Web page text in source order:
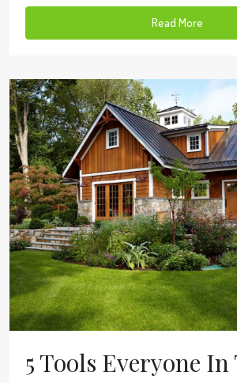
Read More
5 Tools Everyone In